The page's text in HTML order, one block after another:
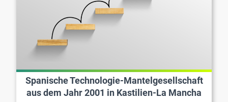
Spanische Technologie-Mantelgesellschaft
aus dem Jahr 2001 in Kastilien-La Mancha